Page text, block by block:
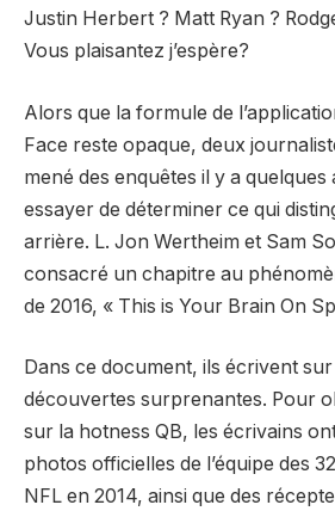
Justin Herbert ? Matt Ryan ?
Vous plaisantez j’espère?
Alors que la formule de
Face reste opaque, deux
mené des enquêtes il y a
essayer de déterminer ce qui
arrière. L. Jon Wertheim et Sam
consacré un chapitre au
de 2016, « This is Your Brain On
Dans ce document, ils écrivent
découvertes surprenantes. Pour
sur la hotness QB, les écrivains
photos officielles de l’équipe des
NFL en 2014, ainsi que des